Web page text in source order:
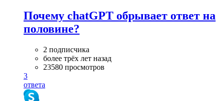
Почему chatGPT обрывает ответ на
половине?
2 подписчика
более трёх лет назад
23580 просмотров
3
ответа